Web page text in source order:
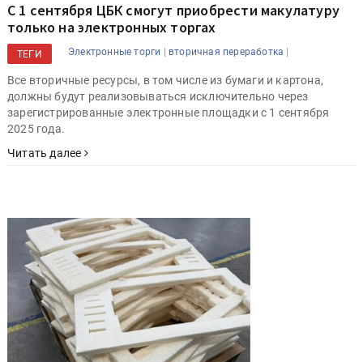
С 1 сентября ЦБК смогут приобрести макулатуру
только на электронных торгах
ТЕГИ Электронные торги | вторичная переработка |
Все вторичные ресурсы, в том числе из бумаги и картона,
должны будут реализовываться исключительно через
зарегистрированные электронные площадки с 1 сентября
2025 года.
Читать далее